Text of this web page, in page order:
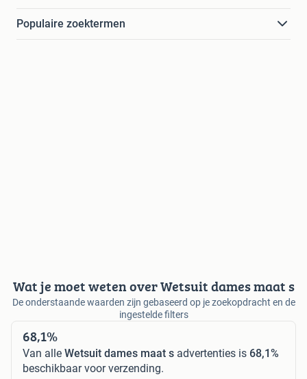
Populaire zoektermen
Wat je moet weten over Wetsuit dames maat s
De onderstaande waarden zijn gebaseerd op je zoekopdracht en de
ingestelde filters
68,1%
Van alle Wetsuit dames maat s advertenties is 68,1%
beschikbaar voor verzending.